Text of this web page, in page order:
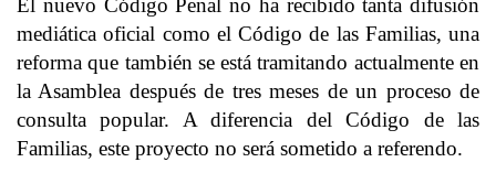
El nuevo Código Penal no ha recibido tanta difusión
mediática oficial como el Código de las Familias, una
reforma que también se está tramitando actualmente en
la Asamblea después de tres meses de un proceso de
consulta popular. A diferencia del Código de las
Familias, este proyecto no será sometido a referendo.